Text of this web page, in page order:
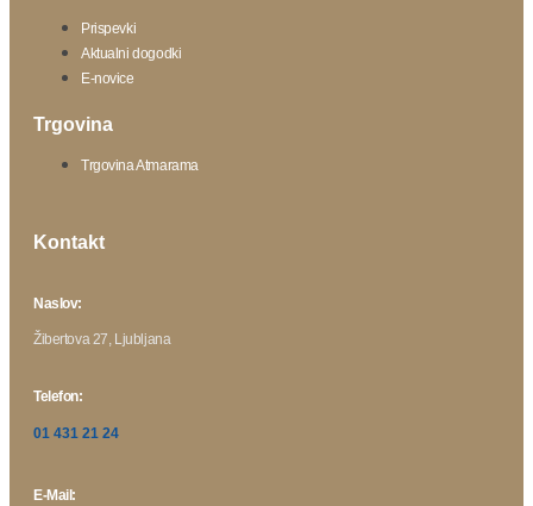
Prispevki
Aktualni dogodki
E-novice
Trgovina
Trgovina Atmarama
Kontakt
Naslov:
Žibertova 27, Ljubljana
Telefon:
01 431 21 24
E-Mail: